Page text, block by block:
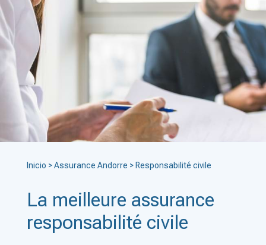
Inicio >Assurance Andorre > Responsabilité civile
La meilleure assurance
responsabilité civile